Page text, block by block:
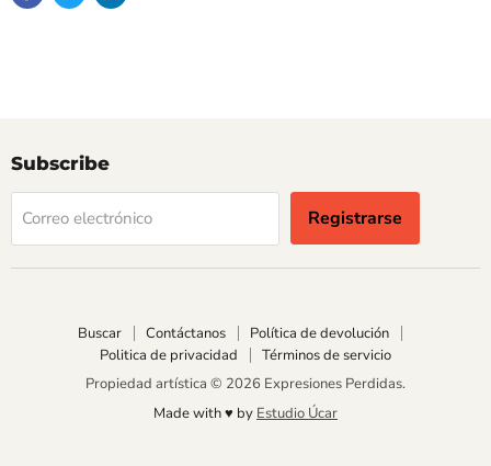
Subscribe
Correo electrónico Registrarse
Buscar Contáctanos
Política de devolución
Politica de privacidad
Términos de servicio
Propiedad artística © 2026 Expresiones Perdidas.
Made with ♥︎ by Estudio Úcar